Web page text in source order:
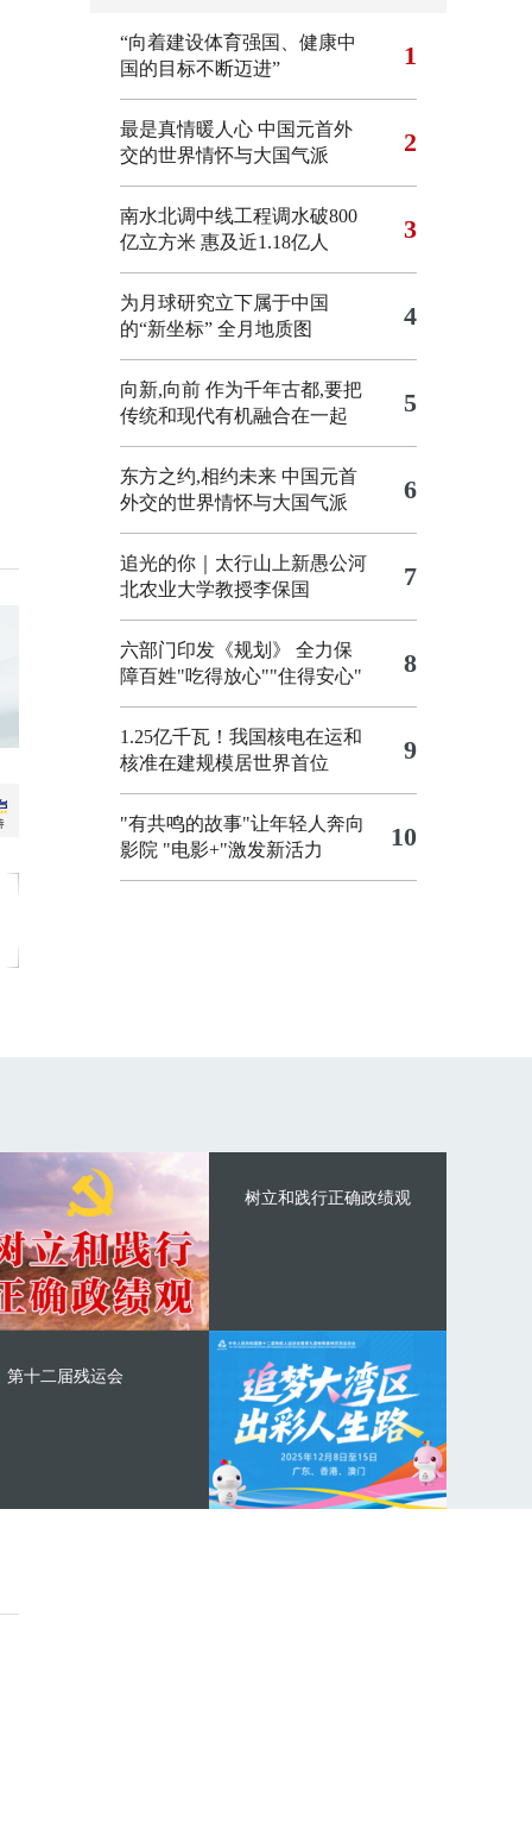
“向着建设体育强国、健康中
国的目标不断迈进”
1
最是真情暖人心 中国元首外
交的世界情怀与大国气派
2
南水北调中线工程调水破800
亿立方米 惠及近1.18亿人
3
为月球研究立下属于中国
的“新坐标” 全月地质图 4
向新,向前 作为千年古都,要把
传统和现代有机融合在一起
5
东方之约,相约未来 中国元首
外交的世界情怀与大国气派
6
追光的你｜太行山上新愚公河
北农业大学教授李保国
7
六部门印发《规划》 全力保
障百姓"吃得放心""住得安心"
8
1.25亿千瓦！我国核电在运和
核准在建规模居世界首位
9
"有共鸣的故事"让年轻人奔向
影院 "电影+"激发新活力 10
树立和践行正确政绩观
第十二届残运会